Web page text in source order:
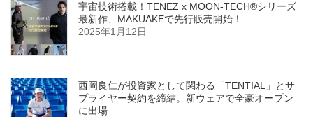
宇宙技術搭載！TENEZ x MOON-TECH®シリーズ
最新作、MAKUAKEで先行販売開始！
2025年1月12日
西岡良仁が投資家として関わる「TENTIAL」とサ
プライヤー契約を締結。新ウェアで全豪オープン
に出場